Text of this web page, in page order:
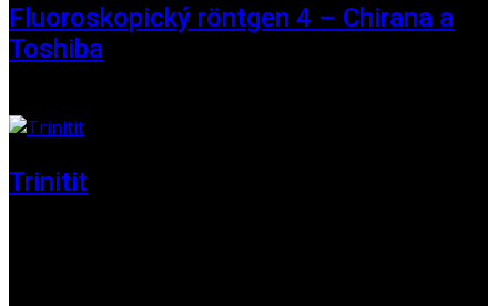
Fluoroskopický röntgen 4 – Chirana a
Toshiba
Trinitit